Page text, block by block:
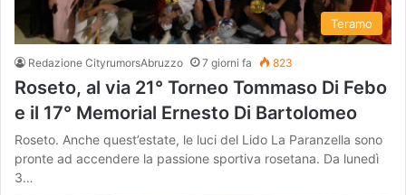
Teramo
Redazione CityrumorsAbruzzo 7 giorni fa 823
Roseto, al via 21° Torneo Tommaso Di Febo
e il 17° Memorial Ernesto Di Bartolomeo
Roseto. Anche quest’estate, le luci del Lido La Paranzella sono
pronte ad accendere la passione sportiva rosetana. Da lunedì
3…